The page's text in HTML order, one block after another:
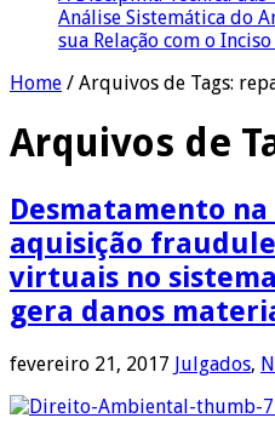
Análise Sistemática do
sua Relação com o
Home / Arquivos de Tags:
Arquivos de
Desmatamento
aquisição
virtuais no
gera danos
fevereiro 21, 2017 Julgados,